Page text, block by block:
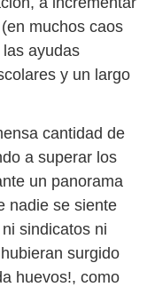
(en muchos caos
ayudas
y un largo
cantidad de
a superar los
un panorama
nadie se siente
sindicatos ni
surgido
huevos!, como